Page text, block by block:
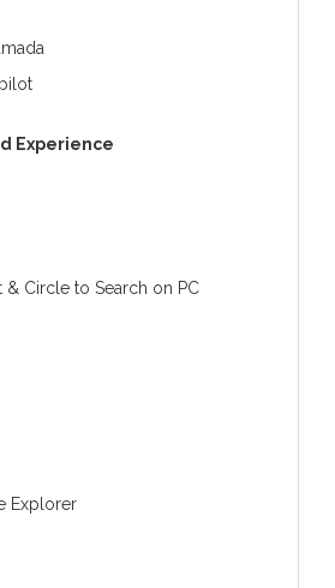
Experience
& Circle to Search on PC
Explorer